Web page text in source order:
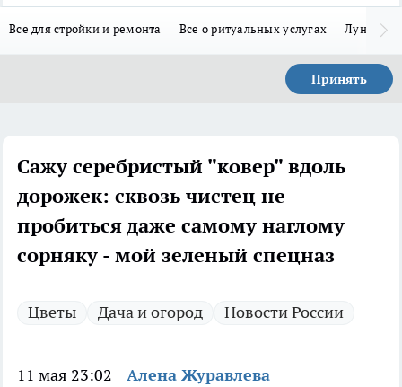
Все для стройки и ремонта Все о ритуальных услугах Лунно-
Принять
Сажу серебристый "ковер" вдоль
дорожек: сквозь чистец не
пробиться даже самому наглому
сорняку - мой зеленый спецназ
Цветы Дача и огород Новости России
11 мая 23:02 Алена Журавлева